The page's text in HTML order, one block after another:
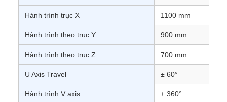
Hành trình trục X 1100 mm
Hành trình theo trục Y 900 mm
Hành trình theo trục Z 700 mm
U Axis Travel ± 60°
Hành trình V axis ± 360°